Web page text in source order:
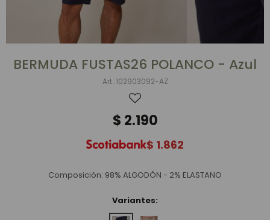
BERMUDA FUSTAS26 POLANCO - Azul
102903092-AZ
$ 2.190
$ 1.862
Composición: 98% ALGODÓN - 2% ELASTANO
Variantes: